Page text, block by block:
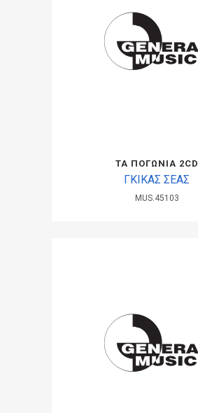
ΤΑ ΠΟΓΩΝΙΑ 2CD
ΓΚΙΚΑΣ ΣΕΑΣ
MUS.45103